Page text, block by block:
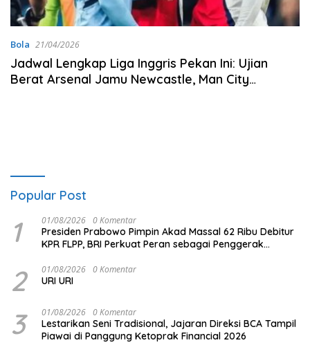
Bola 21/04/2026
Jadwal Lengkap Liga Inggris Pekan Ini: Ujian
Berat Arsenal Jamu Newcastle, Man City
Popular Post
1 01/08/2026 0 Komentar
Presiden Prabowo Pimpin Akad Massal 62 Ribu Debitur
KPR FLPP, BRI Perkuat Peran sebagai Penggerak
2 01/08/2026 0 Komentar
URI URI
3 01/08/2026 0 Komentar
Lestarikan Seni Tradisional, Jajaran Direksi BCA Tampil
Piawai di Panggung Ketoprak Financial 2026